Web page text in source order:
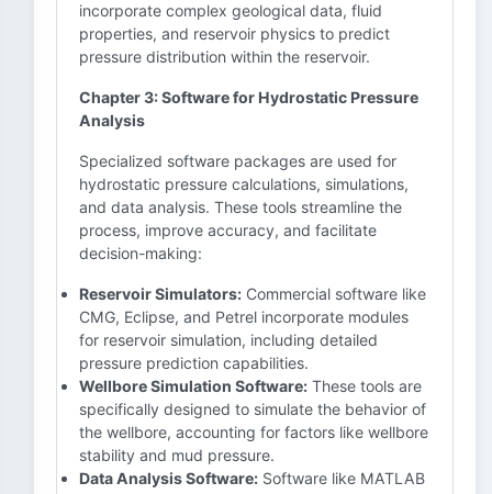
incorporate complex geological data, fluid
properties, and reservoir physics to predict
pressure distribution within the reservoir.
Chapter 3: Software for Hydrostatic Pressure
Analysis
Specialized software packages are used for
hydrostatic pressure calculations, simulations,
and data analysis. These tools streamline the
process, improve accuracy, and facilitate
decision-making:
Reservoir Simulators: Commercial software like
CMG, Eclipse, and Petrel incorporate modules
for reservoir simulation, including detailed
pressure prediction capabilities.
Wellbore Simulation Software: These tools are
specifically designed to simulate the behavior of
the wellbore, accounting for factors like wellbore
stability and mud pressure.
Data Analysis Software: Software like MATLAB